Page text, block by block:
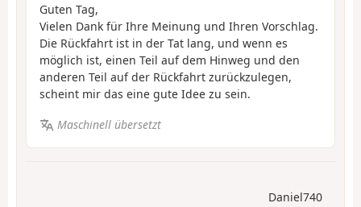
Guten Tag,
Vielen Dank für Ihre Meinung und Ihren Vorschlag.
Die Rückfahrt ist in der Tat lang, und wenn es
möglich ist, einen Teil auf dem Hinweg und den
anderen Teil auf der Rückfahrt zurückzulegen,
scheint mir das eine gute Idee zu sein.
Maschinell übersetzt
Daniel740